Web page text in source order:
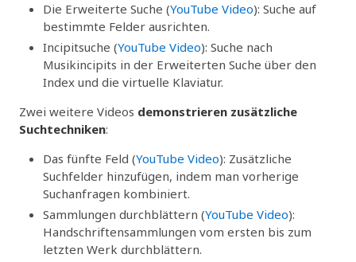
Die Erweiterte Suche (YouTube Video): Suche auf
bestimmte Felder ausrichten.
Incipitsuche (YouTube Video): Suche nach
Musikincipits in der Erweiterten Suche über den
Index und die virtuelle Klaviatur.
Zwei weitere Videos demonstrieren zusätzliche
Suchtechniken:
Das fünfte Feld (YouTube Video): Zusätzliche
Suchfelder hinzufügen, indem man vorherige
Suchanfragen kombiniert.
Sammlungen durchblättern (YouTube Video):
Handschriftensammlungen vom ersten bis zum
letzten Werk durchblättern.